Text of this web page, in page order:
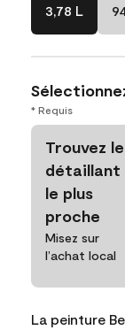
3,78 L
* Requis
Trouvez le
détaillant
le plus
proche
Misez sur
l’achat local
La peinture